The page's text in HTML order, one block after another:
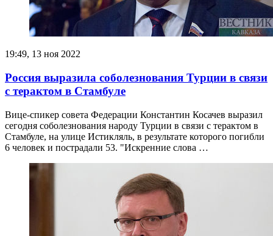
19:49, 13 ноя 2022
Россия выразила соболезнования Турции в связи
с терактом в Стамбуле
Вице-спикер совета Федерации Константин Косачев выразил
сегодня соболезнования народу Турции в связи с терактом в
Стамбуле, на улице Истикляль, в результате которого погибли
6 человек и пострадали 53. "Искренние слова …